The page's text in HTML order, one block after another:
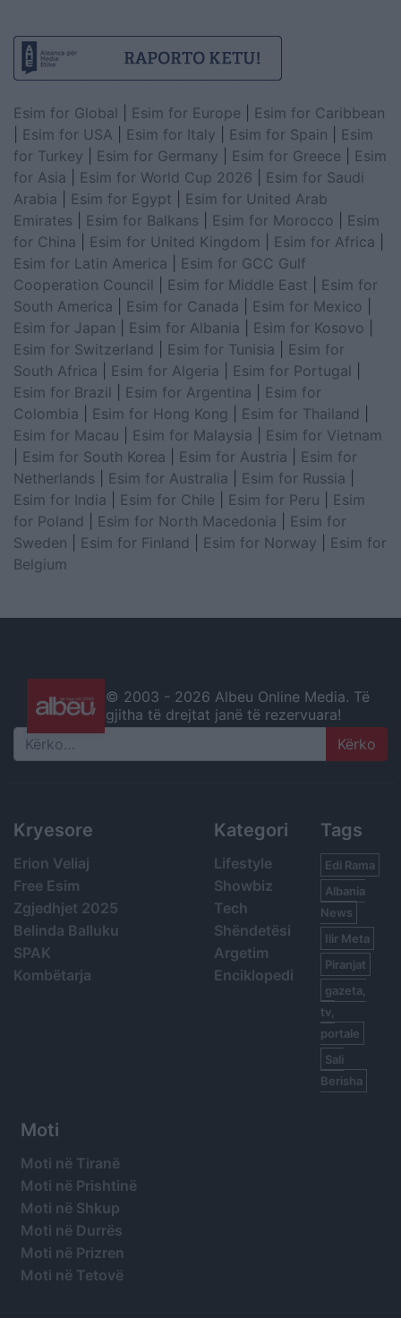
Esim for Global Esim for Europe
Esim for Caribbean
Esim for USA Esim for Italy Esim for Spain
Esim
for Turkey
Esim for Germany Esim for Greece
Esim
for Asia
Esim for World Cup 2026
Esim for Saudi
Arabia
Esim for Egypt
Esim for United Arab
Emirates
Esim for Balkans Esim for Morocco
Esim
for China
Esim for United Kingdom Esim for Africa
Esim for Latin America
Esim for GCC Gulf
Cooperation Council
Esim for Middle East
Esim for
South America
Esim for Canada Esim for Mexico
Esim for Japan
Esim for Albania Esim for Kosovo
Esim for Switzerland
Esim for Tunisia
Esim for
South Africa
Esim for Algeria Esim for Portugal
Esim for Brazil
Esim for Argentina
Esim for
Colombia
Esim for Hong Kong Esim for Thailand
Esim for Macau
Esim for Malaysia
Esim for Vietnam
Esim for South Korea Esim for Austria
Esim for
Netherlands
Esim for Australia Esim for Russia
Esim for India
Esim for Chile Esim for Peru
Esim
for Poland
Esim for North Macedonia
Esim for
Sweden
Esim for Finland Esim for Norway
Esim for
Belgium
© 2003 - 2026 Albeu Online Media. Të
gjitha të drejtat janë të rezervuara!
Search
Kryesore
Erion Veliaj
Free Esim
Zgjedhjet 2025
Belinda Balluku
SPAK
Kombëtarja
Kategori
Lifestyle
Showbiz
Tech
Shëndetësi
Argetim
Enciklopedi
Tags
Edi Rama
Albania
News
Ilir Meta
Piranjat
gazeta,
tv,
portale
Sali
Berisha
Moti
Moti në Tiranë
Moti në Prishtinë
Moti në Shkup
Moti në Durrës
Moti në Prizren
Moti në Tetovë